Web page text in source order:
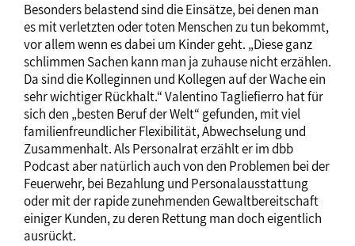
Besonders belastend sind die Einsätze, bei denen man
es mit verletzten oder toten Menschen zu tun bekommt,
vor allem wenn es dabei um Kinder geht. „Diese ganz
schlimmen Sachen kann man ja zuhause nicht erzählen.
Da sind die Kolleginnen und Kollegen auf der Wache ein
sehr wichtiger Rückhalt.“ Valentino Tagliefierro hat für
sich den „besten Beruf der Welt“ gefunden, mit viel
familienfreundlicher Flexibilität, Abwechselung und
Zusammenhalt. Als Personalrat erzählt er im dbb
Podcast aber natürlich auch von den Problemen bei der
Feuerwehr, bei Bezahlung und Personalausstattung
oder mit der rapide zunehmenden Gewaltbereitschaft
einiger Kunden, zu deren Rettung man doch eigentlich
ausrückt.